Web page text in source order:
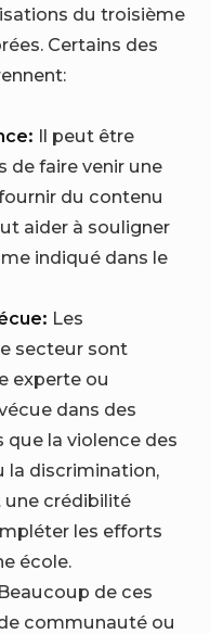
du troisième
Certains des
Il peut être
de faire venir une
du contenu
aider à souligner
indiqué dans le
Les
secteur sont
experte ou
dans des
la violence des
la discrimination,
crédibilité
les efforts
école.
Beaucoup de ces
communauté ou